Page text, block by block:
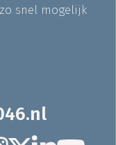
snel mogelijk